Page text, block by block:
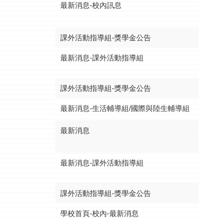
最新消息-校內訊息
課外活動指導組-獎學金公告
最新消息-課外活動指導組
課外活動指導組-獎學金公告
最新消息-生活輔導組/國際與陸生輔導組
最新消息
最新消息-課外活動指導組
課外活動指導組-獎學金公告
學校首頁-校內-最新消息